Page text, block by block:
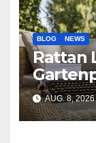
BLOG NEWS
Rattan
AUG. 8, 2026